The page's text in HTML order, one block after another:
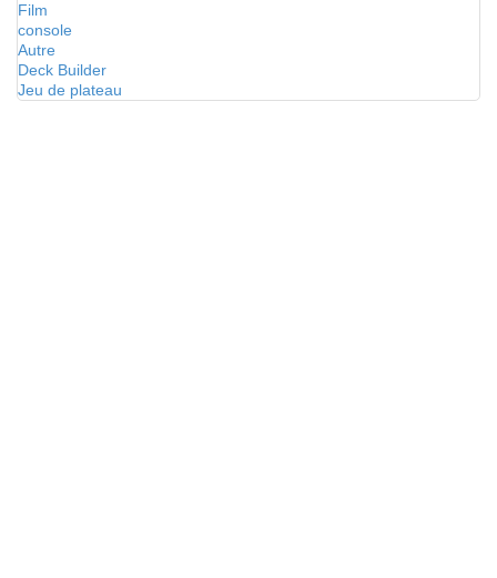
Film
console
Autre
Deck Builder
Jeu de plateau